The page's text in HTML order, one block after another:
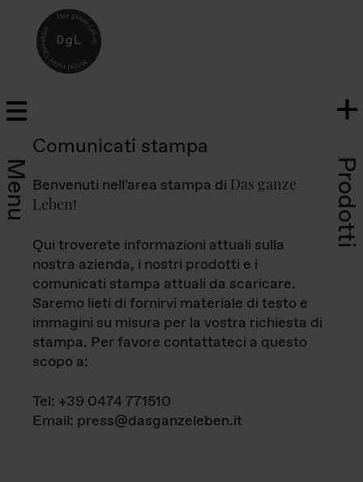
Menu Prodotti
Comunicati stampa
Benvenuti nell'area stampa di Das ganze
Leben!
Qui troverete informazioni attuali sulla
nostra azienda, i nostri prodotti e i
comunicati stampa attuali da scaricare.
Saremo lieti di fornirvi materiale di testo e
immagini su misura per la vostra richiesta di
stampa. Per favore contattateci a questo
scopo a:
Tel: +39 0474 771510
Email: press@dasganzeleben.it